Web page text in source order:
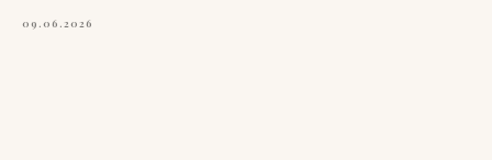
09.06.2026